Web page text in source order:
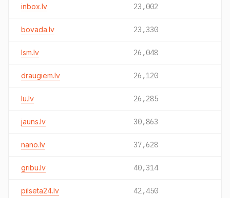
inbox.lv 23,002
bovada.lv 23,330
lsm.lv 26,048
draugiem.lv 26,120
lu.lv 26,285
jauns.lv 30,863
nano.lv 37,628
gribu.lv 40,314
pilseta24.lv 42,450